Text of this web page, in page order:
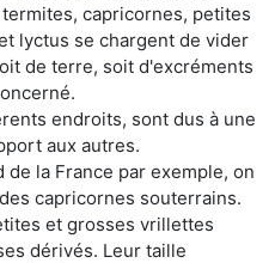
capricornes, petites
lyctus se chargent de vider
de terre, soit d'excréments
endroits, sont dus à une
aux autres.
la France par exemple, on
capricornes souterrains.
et grosses vrillettes
dérivés. Leur taille